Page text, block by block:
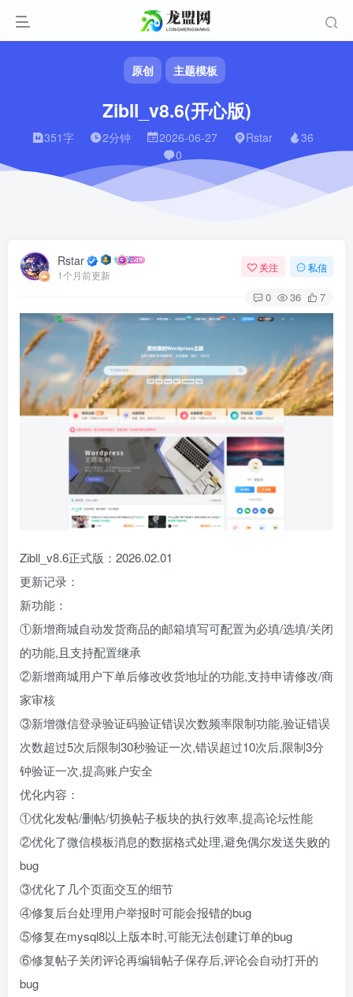
原创 主题模板
Zibll_v8.6(开心版)
351字 2分钟 2026-06-27 Rstar
36
0
Rstar
1个月前更新
关注 私信
0 36 7
Zibll_v8.6正式版：2026.02.01
更新记录：
新功能：
①新增商城自动发货商品的邮箱填写可配置为必填/选填/关闭
的功能,且支持配置继承
②新增商城用户下单后修改收货地址的功能,支持申请修改/商
家审核
③新增微信登录验证码验证错误次数频率限制功能,验证错误
次数超过5次后限制30秒验证一次,错误超过10次后,限制3分
钟验证一次,提高账户安全
优化内容：
①优化发帖/删帖/切换帖子板块的执行效率,提高论坛性能
②优化了微信模板消息的数据格式处理,避免偶尔发送失败的
bug
③优化了几个页面交互的细节
④修复后台处理用户举报时可能会报错的bug
⑤修复在mysql8以上版本时,可能无法创建订单的bug
⑥修复帖子关闭评论再编辑帖子保存后,评论会自动打开的
bug